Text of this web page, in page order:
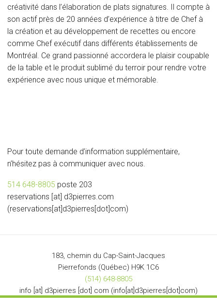
créativité dans l’élaboration de plats signatures. Il compte à
son actif près de 20 années d’expérience à titre de Chef à
la création et au développement de recettes ou encore
comme Chef exécutif dans différents établissements de
Montréal. Ce grand passionné accordera le plaisir coupable
de la table et le produit sublimé du terroir pour rendre votre
expérience avec nous unique et mémorable.
Pour toute demande d’information supplémentaire,
n’hésitez pas à communiquer avec nous.
514 648-8805 poste 203
reservations [at] d3pierres com
(reservations[at]d3pierres[dot]com)
183, chemin du Cap-Saint-Jacques
Pierrefonds (Québec) H9K 1C6
(514) 648-8805
info [at] d3pierres [dot] com (info[at]d3pierres[dot]com)